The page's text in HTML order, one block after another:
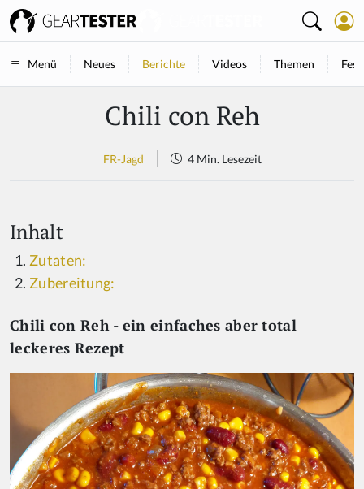
Menü Neues Berichte Videos Themen
Chili con Reh
FR-Jagd 4 Min. Lesezeit
Inhalt
Zutaten:
Zubereitung:
Chili con Reh - ein einfaches aber total
leckeres Rezept